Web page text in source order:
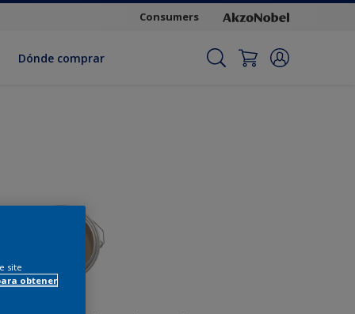
Consumers
Dónde comprar
site
obtener